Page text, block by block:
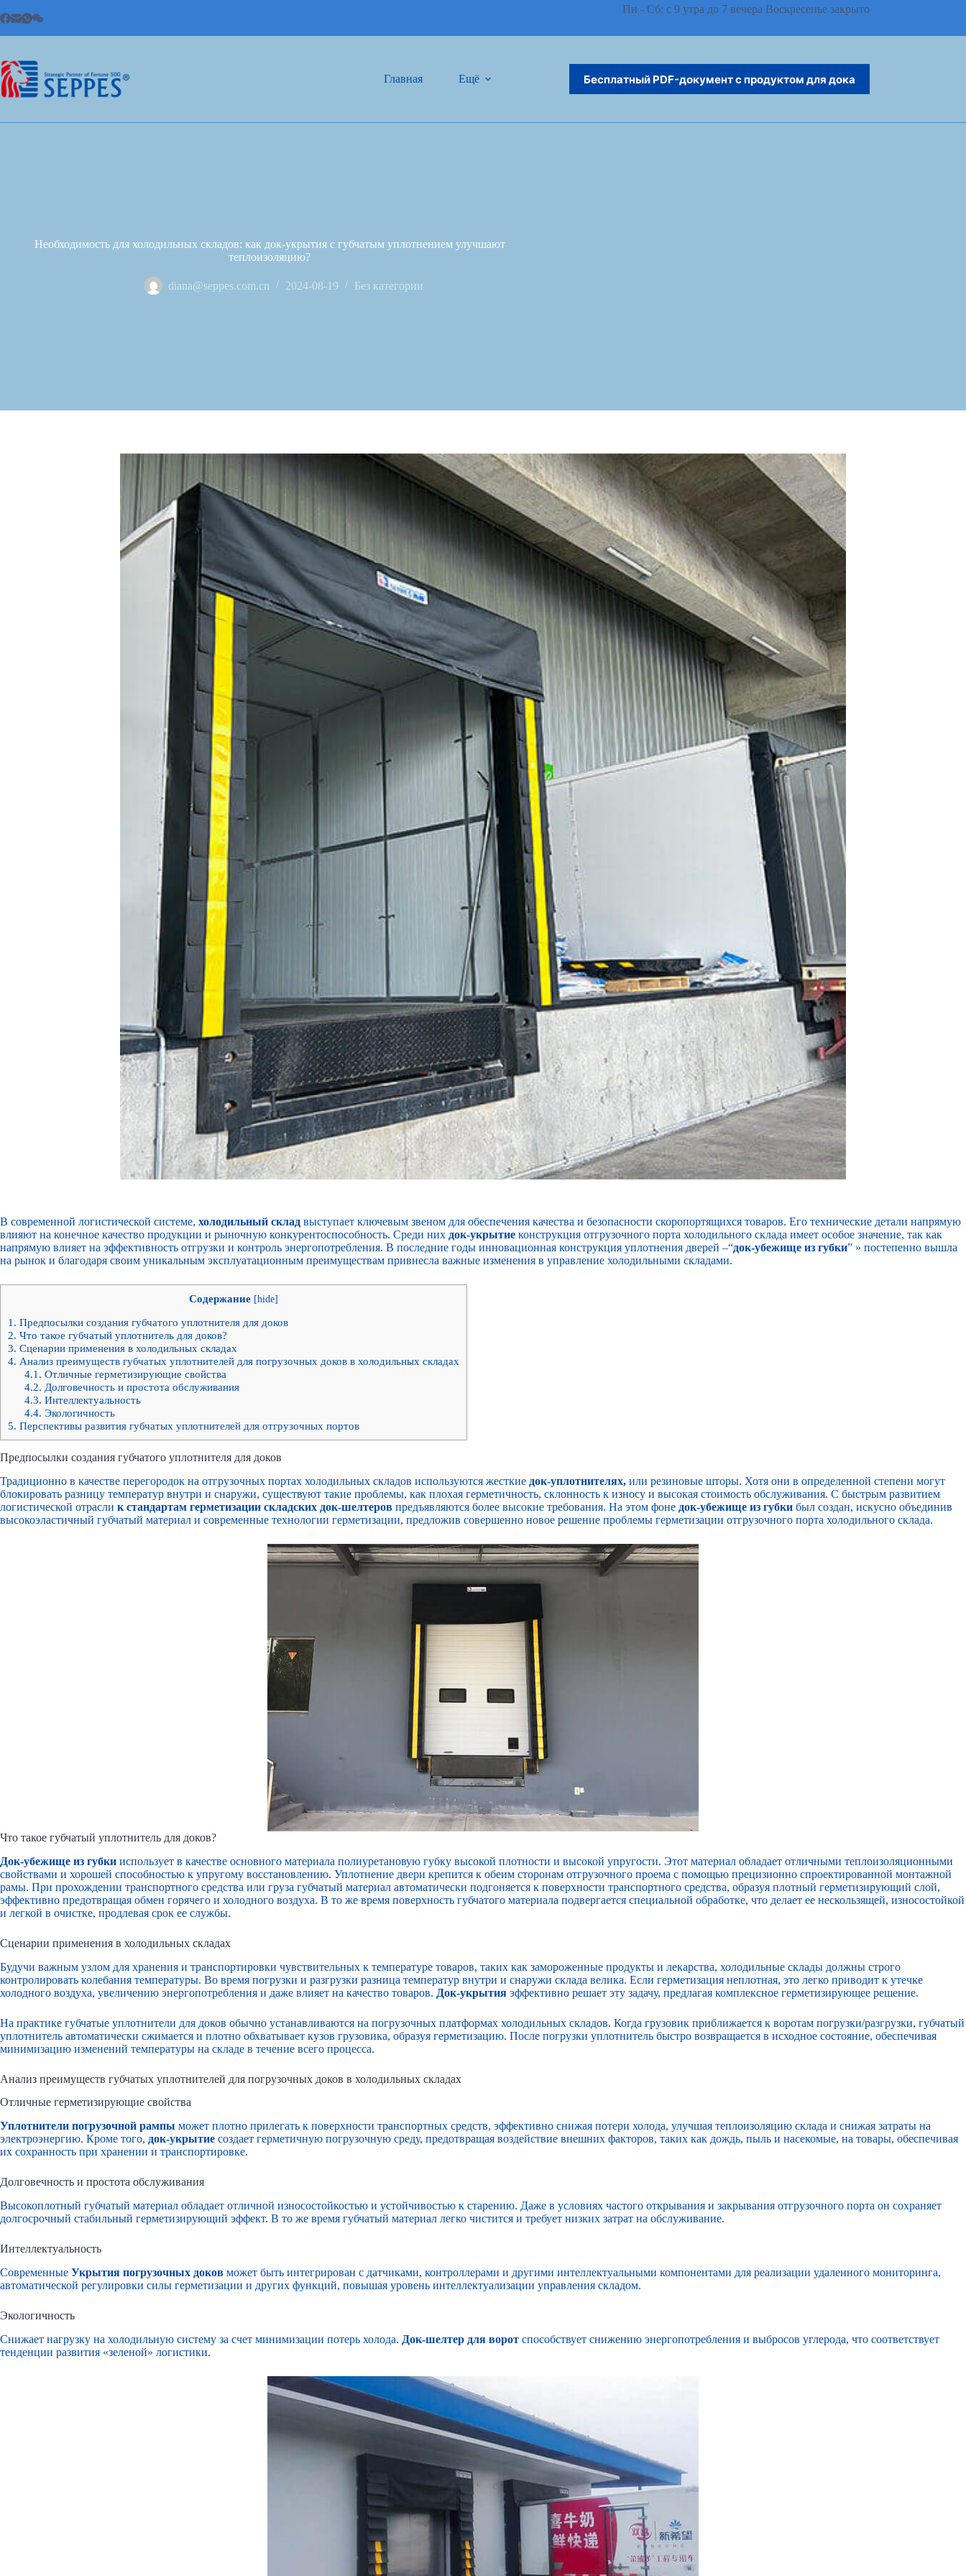
Пн - Сб: с 9 утра до 7 вечера Воскресенье закрыто
Главная Ещё Бесплатный PDF-документ с продуктом для дока
Необходимость для холодильных складов: как док-укрытия с губчатым уплотнением улучшают
теплоизоляцию?
diana@seppes.com.cn 2024-08-19 Без категории
В современной логистической системе, холодильный склад выступает ключевым звеном для обеспечения качества и безопасности скоропортящихся товаров. Его технические детали напрямую
влияют на конечное качество продукции и рыночную конкурентоспособность. Среди них док-укрытие конструкция отгрузочного порта холодильного склада имеет особое значение, так как
напрямую влияет на эффективность отгрузки и контроль энергопотребления. В последние годы инновационная конструкция уплотнения дверей –“док-убежище из губки” » постепенно вышла
на рынок и благодаря своим уникальным эксплуатационным преимуществам привнесла важные изменения в управление холодильными складами.
Содержание [hide]
1. Предпосылки создания губчатого уплотнителя для доков
2. Что такое губчатый уплотнитель для доков?
3. Сценарии применения в холодильных складах
4. Анализ преимуществ губчатых уплотнителей для погрузочных доков в холодильных складах
4.1. Отличные герметизирующие свойства
4.2. Долговечность и простота обслуживания
4.3. Интеллектуальность
4.4. Экологичность
5. Перспективы развития губчатых уплотнителей для отгрузочных портов
Предпосылки создания губчатого уплотнителя для доков
Традиционно в качестве перегородок на отгрузочных портах холодильных складов используются жесткие док-уплотнителях, или резиновые шторы. Хотя они в определенной степени могут
блокировать разницу температур внутри и снаружи, существуют такие проблемы, как плохая герметичность, склонность к износу и высокая стоимость обслуживания. С быстрым развитием
логистической отрасли к стандартам герметизации складских док-шелтеров предъявляются более высокие требования. На этом фоне док-убежище из губки был создан, искусно объединив
высокоэластичный губчатый материал и современные технологии герметизации, предложив совершенно новое решение проблемы герметизации отгрузочного порта холодильного склада.
Что такое губчатый уплотнитель для доков?
Док-убежище из губки использует в качестве основного материала полиуретановую губку высокой плотности и высокой упругости. Этот материал обладает отличными теплоизоляционными
свойствами и хорошей способностью к упругому восстановлению. Уплотнение двери крепится к обеим сторонам отгрузочного проема с помощью прецизионно спроектированной монтажной
рамы. При прохождении транспортного средства или груза губчатый материал автоматически подгоняется к поверхности транспортного средства, образуя плотный герметизирующий слой,
эффективно предотвращая обмен горячего и холодного воздуха. В то же время поверхность губчатого материала подвергается специальной обработке, что делает ее нескользящей, износостойкой
и легкой в очистке, продлевая срок ее службы.
Сценарии применения в холодильных складах
Будучи важным узлом для хранения и транспортировки чувствительных к температуре товаров, таких как замороженные продукты и лекарства, холодильные склады должны строго
контролировать колебания температуры. Во время погрузки и разгрузки разница температур внутри и снаружи склада велика. Если герметизация неплотная, это легко приводит к утечке
холодного воздуха, увеличению энергопотребления и даже влияет на качество товаров. Док-укрытия эффективно решает эту задачу, предлагая комплексное герметизирующее решение.
На практике губчатые уплотнители для доков обычно устанавливаются на погрузочных платформах холодильных складов. Когда грузовик приближается к воротам погрузки/разгрузки, губчатый
уплотнитель автоматически сжимается и плотно обхватывает кузов грузовика, образуя герметизацию. После погрузки уплотнитель быстро возвращается в исходное состояние, обеспечивая
минимизацию изменений температуры на складе в течение всего процесса.
Анализ преимуществ губчатых уплотнителей для погрузочных доков в холодильных складах
Отличные герметизирующие свойства
Уплотнители погрузочной рампы может плотно прилегать к поверхности транспортных средств, эффективно снижая потери холода, улучшая теплоизоляцию склада и снижая затраты на
электроэнергию. Кроме того, док-укрытие создает герметичную погрузочную среду, предотвращая воздействие внешних факторов, таких как дождь, пыль и насекомые, на товары, обеспечивая
их сохранность при хранении и транспортировке.
Долговечность и простота обслуживания
Высокоплотный губчатый материал обладает отличной износостойкостью и устойчивостью к старению. Даже в условиях частого открывания и закрывания отгрузочного порта он сохраняет
долгосрочный стабильный герметизирующий эффект. В то же время губчатый материал легко чистится и требует низких затрат на обслуживание.
Интеллектуальность
Современные Укрытия погрузочных доков может быть интегрирован с датчиками, контроллерами и другими интеллектуальными компонентами для реализации удаленного мониторинга,
автоматической регулировки силы герметизации и других функций, повышая уровень интеллектуализации управления складом.
Экологичность
Снижает нагрузку на холодильную систему за счет минимизации потерь холода. Док-шелтер для ворот способствует снижению энергопотребления и выбросов углерода, что соответствует
тенденции развития «зеленой» логистики.